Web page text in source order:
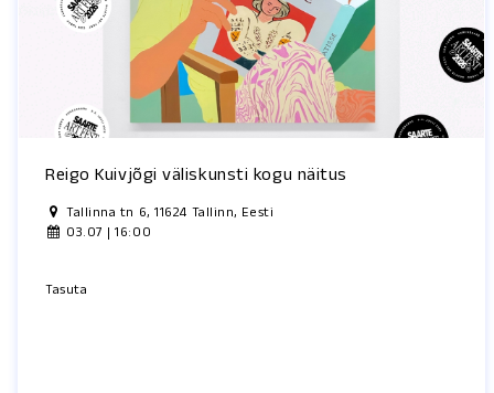
Reigo Kuivjõgi väliskunsti kogu näitus
Tallinna tn 6, 11624 Tallinn, Eesti
03.07 | 16:00
Tasuta